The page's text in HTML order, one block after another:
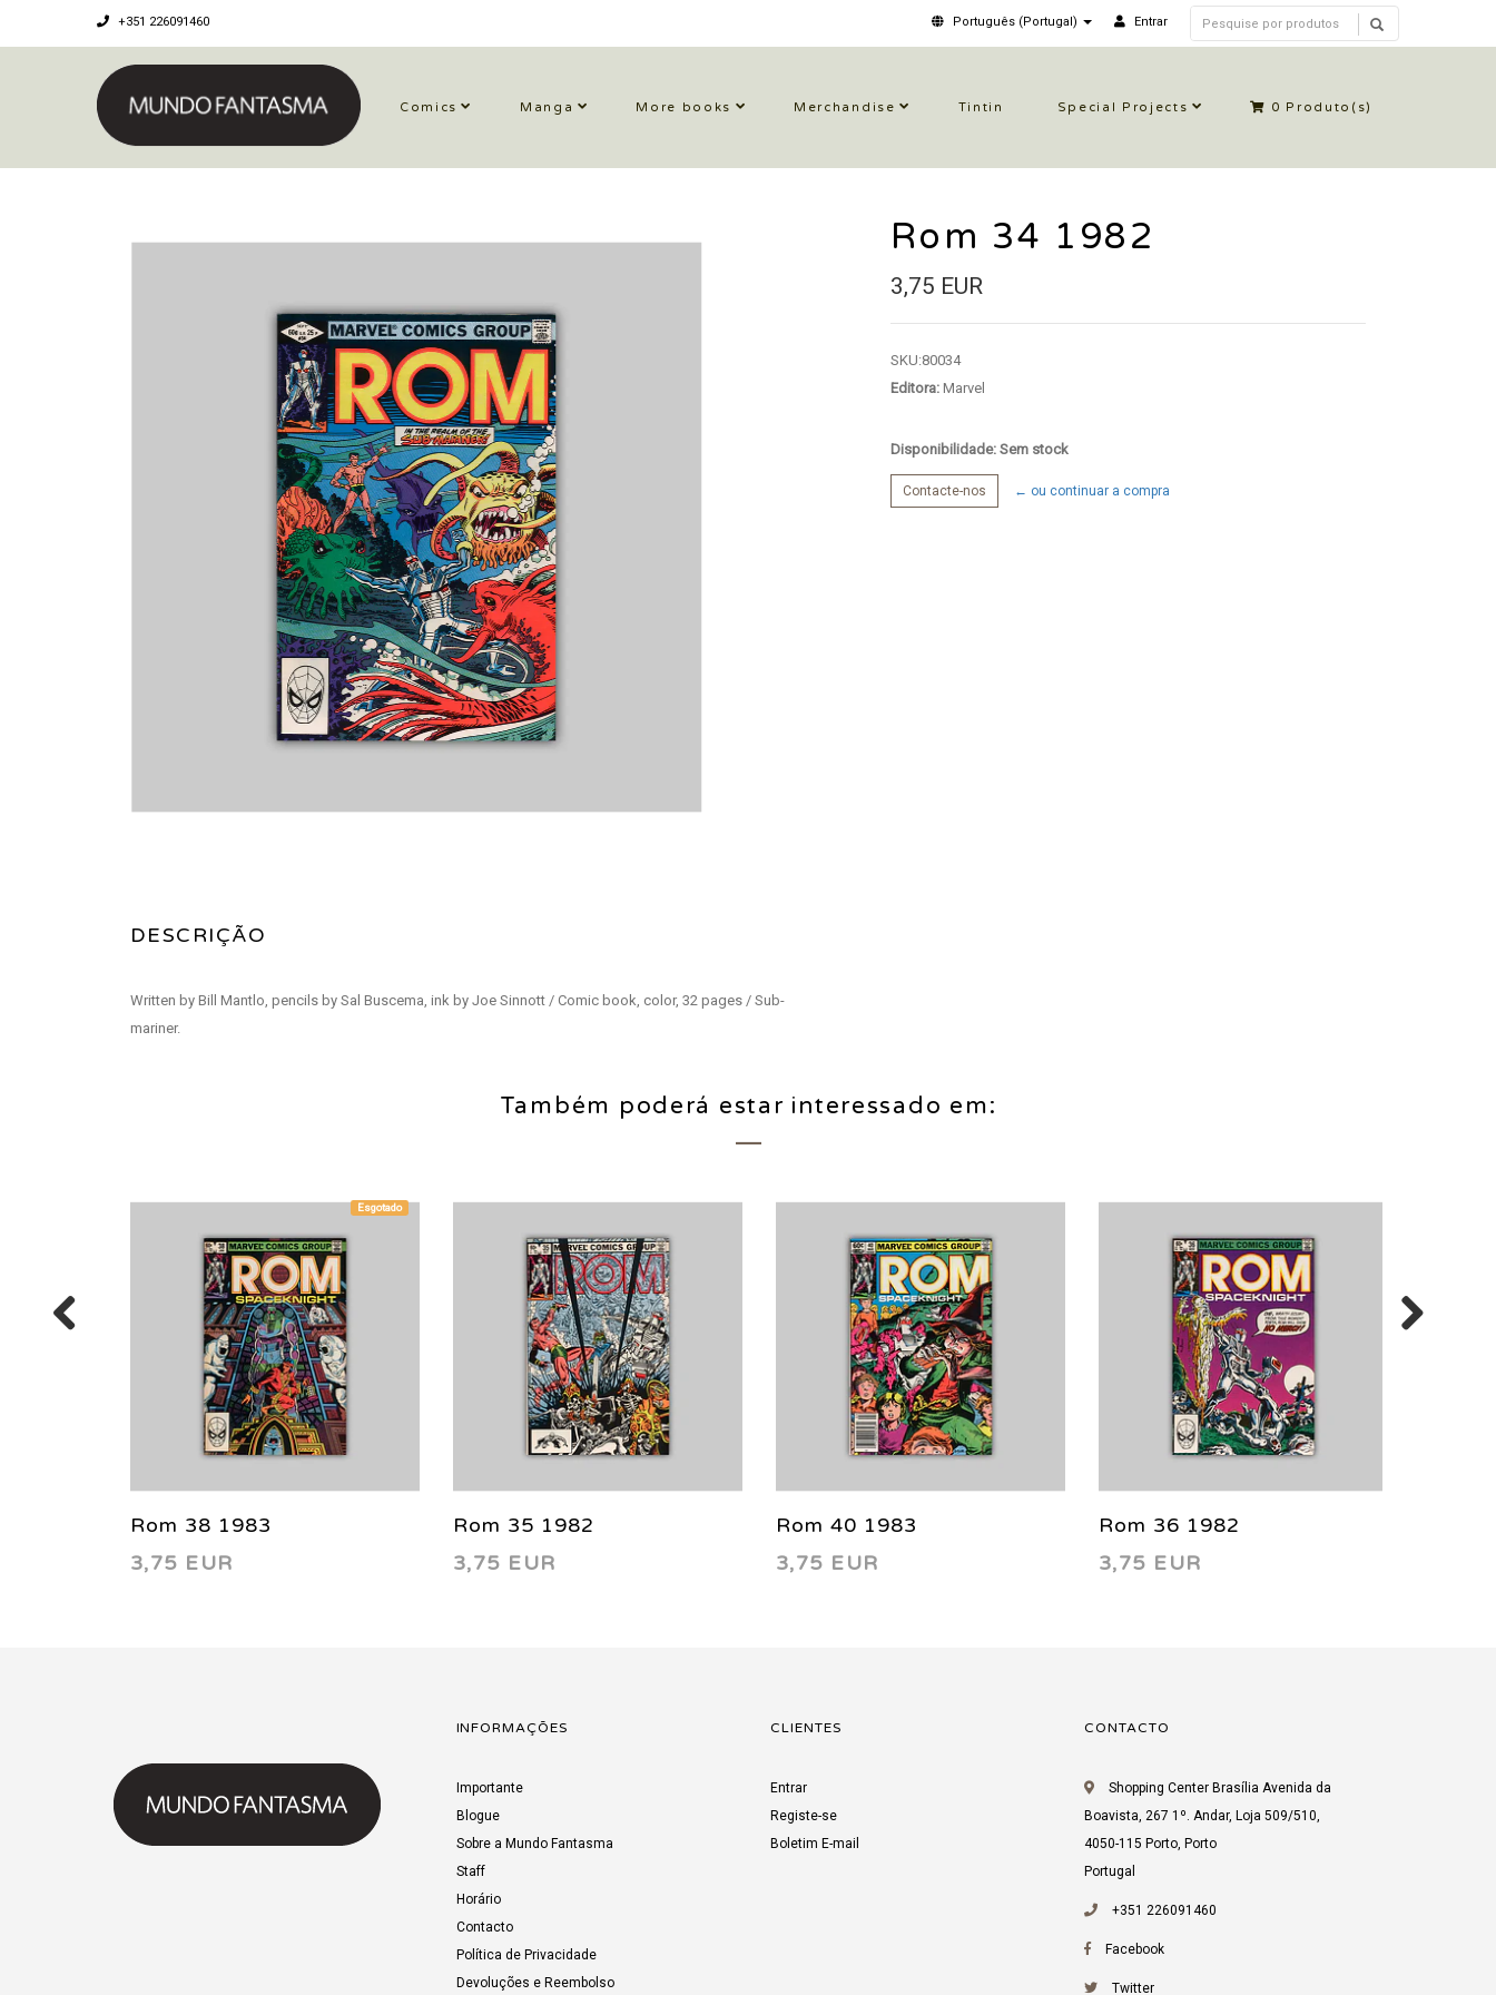
+351 226091460 Português (Portugal) Entrar
Comics Manga More books Merchandise Tintin Special Projects 0 Produto(s)
DESCRIÇÃO
Written by Bill Mantlo, pencils by Sal Buscema, ink by Joe Sinnott / Comic book, color, 32 pages / Sub-
mariner.
Rom 34 1982
3,75 EUR
SKU:80034
Editora:Marvel
Disponibilidade: Sem stock
Contacte-nos ← ou continuar a compra
Também poderá estar interessado em:
Esgotado
Rom 38 1983
3,75 EUR
Rom 35 1982
3,75 EUR
Rom 40 1983
3,75 EUR
Rom 36 1982
3,75 EUR
INFORMAÇÕES
Importante
Blogue
Sobre a Mundo Fantasma
Staff
Horário
Contacto
Política de Privacidade
Devoluções e Reembolso
CLIENTES
Entrar
Registe-se
Boletim E-mail
CONTACTO
Shopping Center Brasília Avenida da
Boavista, 267 1º. Andar, Loja 509/510,
4050-115 Porto, Porto
Portugal
+351 226091460
Facebook
Twitter